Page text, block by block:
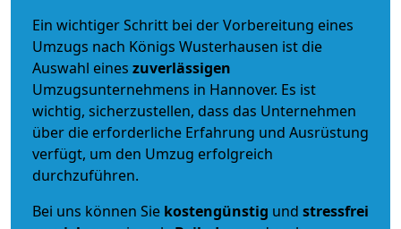
Ein wichtiger Schritt bei der Vorbereitung eines
Umzugs nach Königs Wusterhausen ist die
Auswahl eines zuverlässigen
Umzugsunternehmens in Hannover. Es ist
wichtig, sicherzustellen, dass das Unternehmen
über die erforderliche Erfahrung und Ausrüstung
verfügt, um den Umzug erfolgreich
durchzuführen.
Bei uns können Sie kostengünstig und stressfrei